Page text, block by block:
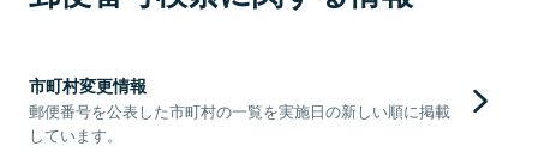
市町村変更情報
郵便番号を公表した市町村の一覧を実施日の新しい順に掲載
しています。